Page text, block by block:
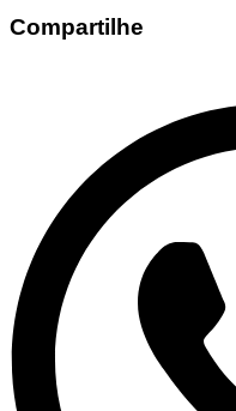
Compartilhe